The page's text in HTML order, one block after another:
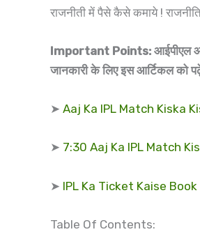
राजनीती में पैसे कैसे कमाये !
Important Points: आईपीएल
जानकारी के लिए इस आर्टिकल को
➤ Aaj Ka IPL Match Kiska
➤ 7:30 Aaj Ka IPL Match
➤ IPL Ka Ticket Kaise Book
Table Of Contents: